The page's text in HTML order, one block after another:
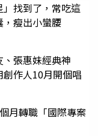
找到了，常吃這
，瘦出小蠻腰
張惠妹經典神
作人10月開個唱
月轉職「國際專案